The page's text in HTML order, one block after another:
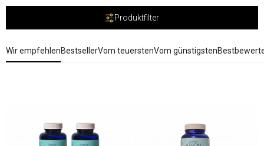
Produktfilter
Wir empfehlenBestsellerVom teuerstenVom günstigsten